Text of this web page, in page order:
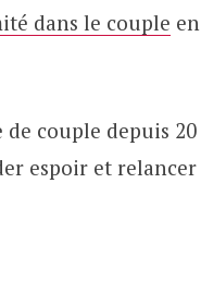
dans le couple
couple depuis 20
espoir et relancer